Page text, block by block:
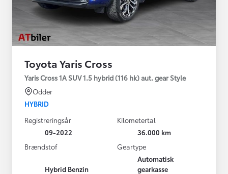
Toyota Yaris Cross
Yaris Cross 1A SUV 1.5 hybrid (116 hk) aut. gear Style
Odder
HYBRID
Registreringsår
09-2022
Kilometertal
36.000 km
Brændstof
Hybrid Benzin
Geartype
Automatisk
gearkasse